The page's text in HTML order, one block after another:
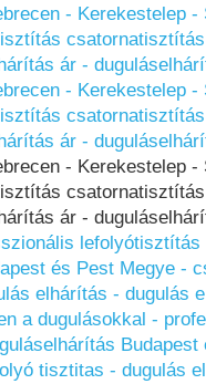
- Kerekestelep
ár -
- Kerekestelep
ár -
- Kerekestelep
ár -
és Pest Megye -
elhárítás - dugulás
a dugulásokkal -
tisztitas - dugulás